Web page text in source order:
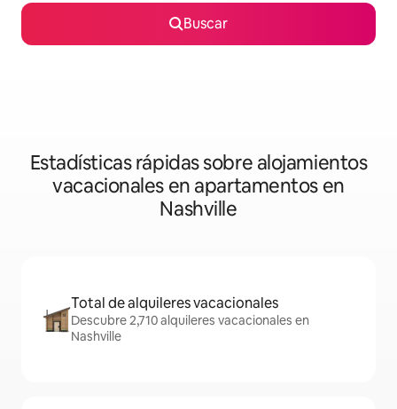
Buscar
Estadísticas rápidas sobre alojamientos
vacacionales en apartamentos en
Nashville
Total de alquileres vacacionales
Descubre 2,710 alquileres vacacionales en
Nashville